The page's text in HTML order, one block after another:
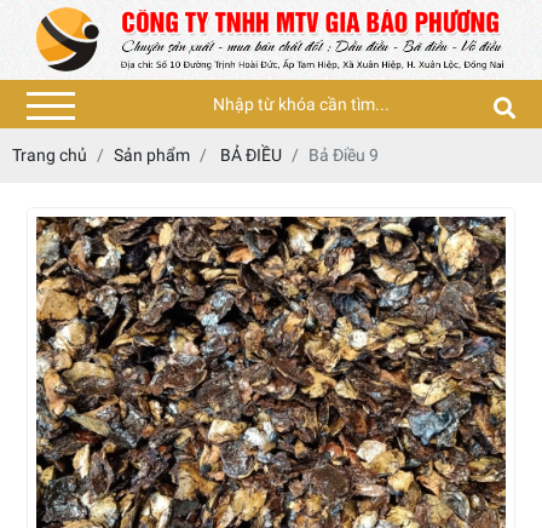
Trang chủ Sản phẩm BẢ ĐIỀU Bả Điều 9